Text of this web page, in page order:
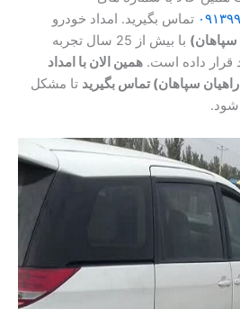
تماس بگیرید. امداد خودرو
سپاهان)
با بیش از 25 سال تجربه
قرار داده است. همین الان با امداد
سپاهان) تماس بگیرید تا مشکل